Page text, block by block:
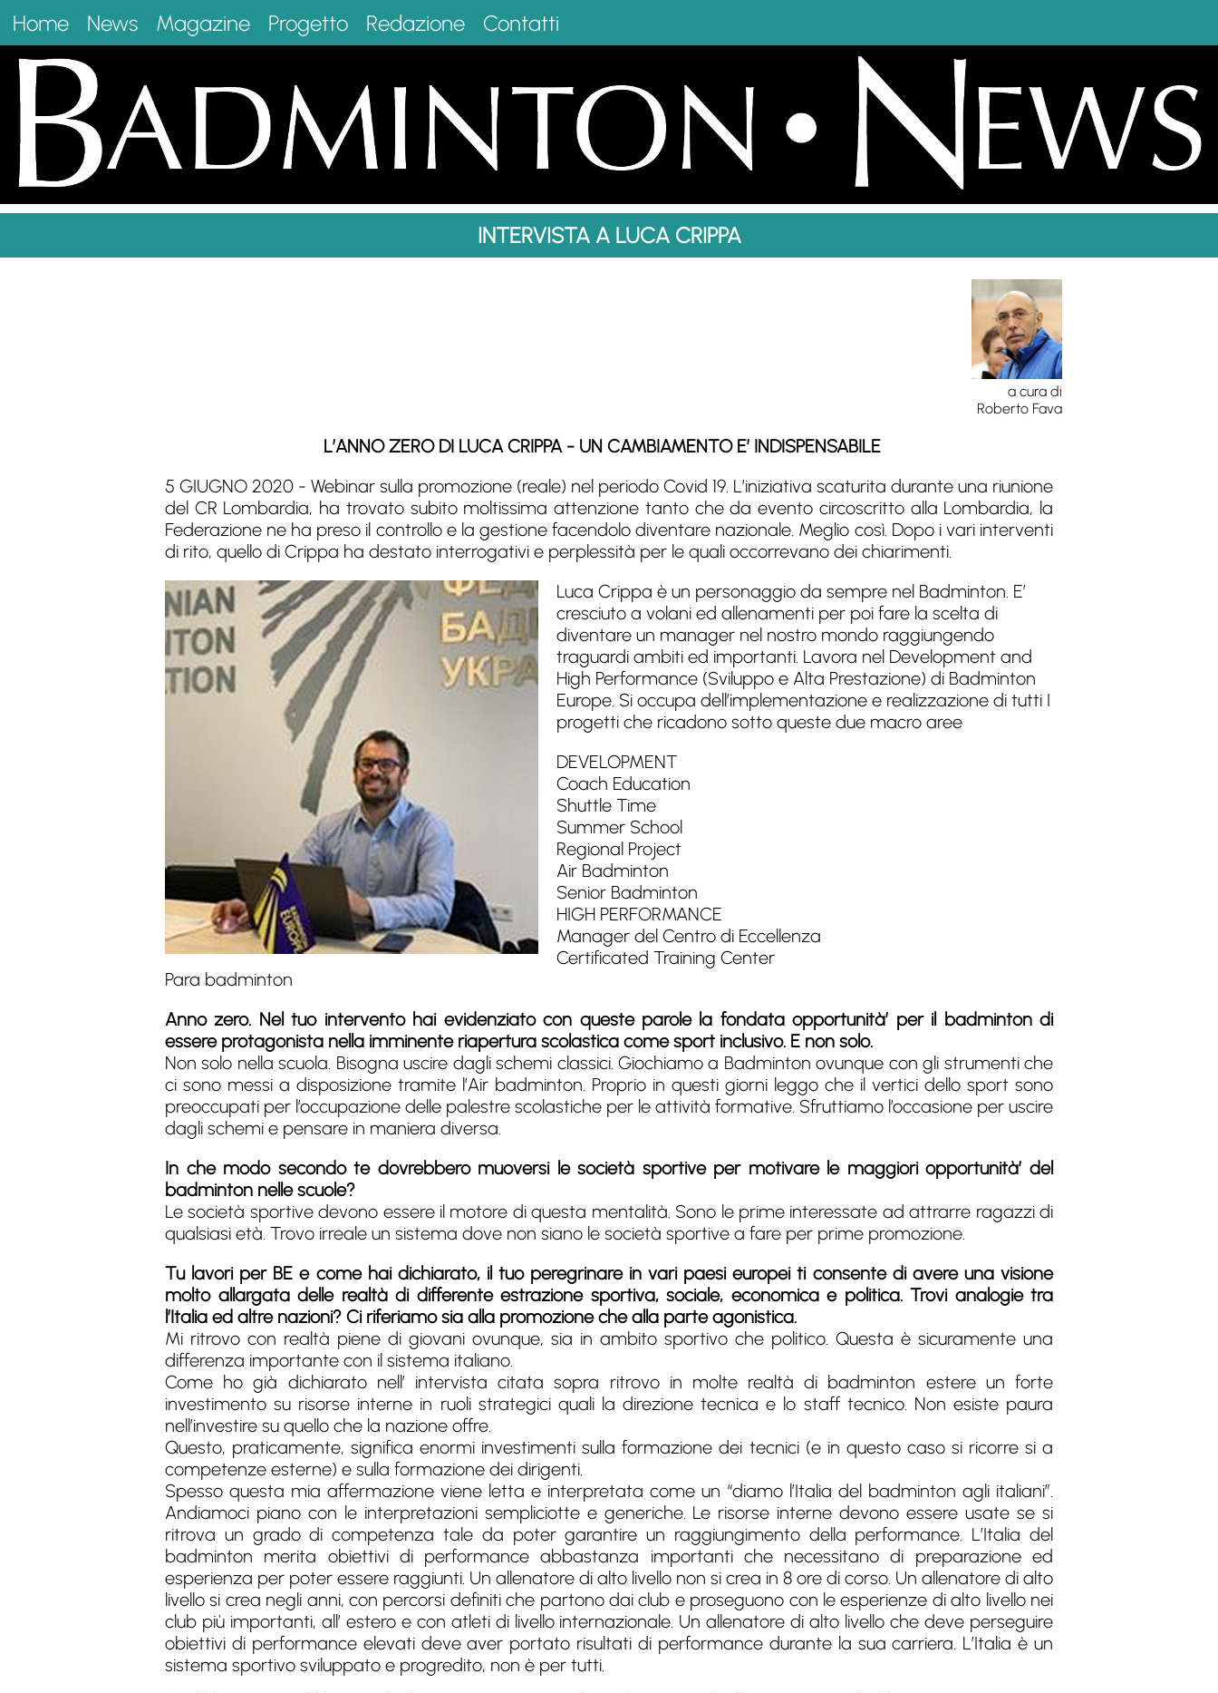
Home News Magazine Progetto Redazione Contatti
INTERVISTA A LUCA CRIPPA
a cura di
Roberto Fava
L’ANNO ZERO DI LUCA CRIPPA - UN CAMBIAMENTO E’ INDISPENSABILE
5 GIUGNO 2020 - Webinar sulla promozione (reale) nel periodo Covid 19. L’iniziativa scaturita durante una riunione
del CR Lombardia, ha trovato subito moltissima attenzione tanto che da evento circoscritto alla Lombardia, la
Federazione ne ha preso il controllo e la gestione facendolo diventare nazionale. Meglio così. Dopo i vari interventi
di rito, quello di Crippa ha destato interrogativi e perplessità per le quali occorrevano dei chiarimenti.
Luca Crippa è un personaggio da sempre nel Badminton. E’
cresciuto a volani ed allenamenti per poi fare la scelta di
diventare un manager nel nostro mondo raggiungendo
traguardi ambiti ed importanti. Lavora nel Development and
High Performance (Sviluppo e Alta Prestazione) di Badminton
Europe. Si occupa dell’implementazione e realizzazione di tutti I
progetti che ricadono sotto queste due macro aree
DEVELOPMENT
Coach Education
Shuttle Time
Summer School
Regional Project
Air Badminton
Senior Badminton
HIGH PERFORMANCE
Manager del Centro di Eccellenza
Certificated Training Center
Para badminton
Anno zero. Nel tuo intervento hai evidenziato con queste parole la fondata opportunità’ per il badminton di
essere protagonista nella imminente riapertura scolastica come sport inclusivo. E non solo.
Non solo nella scuola. Bisogna uscire dagli schemi classici. Giochiamo a Badminton ovunque con gli strumenti che
ci sono messi a disposizione tramite l’Air badminton. Proprio in questi giorni leggo che il vertici dello sport sono
preoccupati per l’occupazione delle palestre scolastiche per le attività formative. Sfruttiamo l’occasione per uscire
dagli schemi e pensare in maniera diversa.
In che modo secondo te dovrebbero muoversi le società sportive per motivare le maggiori opportunità’ del
badminton nelle scuole?
Le società sportive devono essere il motore di questa mentalità. Sono le prime interessate ad attrarre ragazzi di
qualsiasi età. Trovo irreale un sistema dove non siano le società sportive a fare per prime promozione.
Tu lavori per BE e come hai dichiarato, il tuo peregrinare in vari paesi europei ti consente di avere una visione
molto allargata delle realtà di differente estrazione sportiva, sociale, economica e politica. Trovi analogie tra
l’Italia ed altre nazioni? Ci riferiamo sia alla promozione che alla parte agonistica.
Mi ritrovo con realtà piene di giovani ovunque, sia in ambito sportivo che politico. Questa è sicuramente una
differenza importante con il sistema italiano.
Come ho già dichiarato nell’ intervista citata sopra ritrovo in molte realtà di badminton estere un forte
investimento su risorse interne in ruoli strategici quali la direzione tecnica e lo staff tecnico. Non esiste paura
nell’investire su quello che la nazione offre.
Questo, praticamente, significa enormi investimenti sulla formazione dei tecnici (e in questo caso si ricorre si a
competenze esterne) e sulla formazione dei dirigenti.
Spesso questa mia affermazione viene letta e interpretata come un “diamo l’Italia del badminton agli italiani”.
Andiamoci piano con le interpretazioni sempliciotte e generiche. Le risorse interne devono essere usate se si
ritrova un grado di competenza tale da poter garantire un raggiungimento della performance. L’Italia del
badminton merita obiettivi di performance abbastanza importanti che necessitano di preparazione ed
esperienza per poter essere raggiunti. Un allenatore di alto livello non si crea in 8 ore di corso. Un allenatore di alto
livello si crea negli anni, con percorsi definiti che partono dai club e proseguono con le esperienze di alto livello nei
club più importanti, all’ estero e con atleti di livello internazionale. Un allenatore di alto livello che deve perseguire
obiettivi di performance elevati deve aver portato risultati di performance durante la sua carriera. L’Italia è un
sistema sportivo sviluppato e progredito, non è per tutti.